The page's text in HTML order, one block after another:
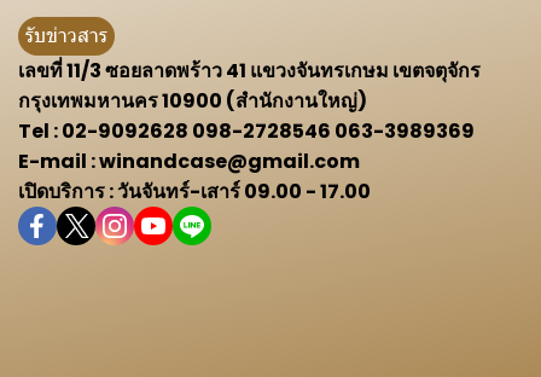
รับข่าวสาร
เลขที่ 11/3 ซอยลาดพร้าว 41 แขวงจันทรเกษม เขตจตุจักร
กรุงเทพมหานคร 10900 (สำนักงานใหญ่)
Tel : 02-9092628 098-2728546 063-3989369
E-mail : winandcase@gmail.com
เปิดบริการ : วันจันทร์-เสาร์ 09.00 - 17.00